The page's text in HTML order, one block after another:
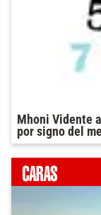
Mhoni Vidente
por signo del